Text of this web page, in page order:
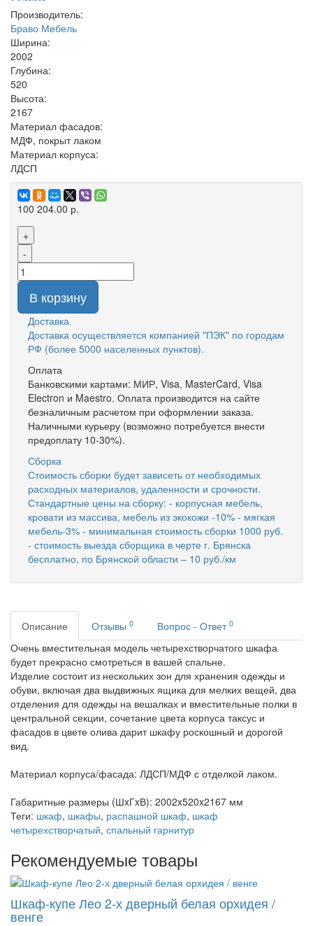
Производитель:
Браво Мебель
Ширина:
2002
Глубина:
520
Высота:
2167
Материал фасадов:
МДФ, покрыт лаком
Материал корпуса:
ЛДСП
100 204.00 р.
+
-
В корзину
Доставка
Доставка осуществляется компанией "ПЭК" по городам
РФ (более 5000 населенных пунктов).
Оплата
Банковскими картами: МИР, Visa, MasterCard, Visa
Electron и Maestro. Оплата производится на сайте
безналичным расчетом при оформлении заказа.
Наличными курьеру (возможно потребуется внести
предоплату 10-30%).
Сборка
Стоимость сборки будет зависеть от необходимых
расходных материалов, удаленности и срочности.
Стандартные цены на сборку: - корпусная мебель,
кровати из массива, мебель из экокожи -10% - мягкая
мебель-3% - минимальная стоимость сборки 1000 руб.
- стоимость выезда сборщика в черте г. Брянска
бесплатно, по Брянской области – 10 руб./км
Описание Отзывы 0 Вопрос - Ответ 0
Очень вместительная модель четырехстворчатого шкафа
будет прекрасно смотреться в вашей спальне.
Изделие состоит из нескольких зон для хранения одежды и
обуви, включая два выдвижных ящика для мелких вещей, два
отделения для одежды на вешалках и вместительные полки в
центральной секции, сочетание цвета корпуса таксус и
фасадов в цвете олива дарит шкафу роскошный и дорогой
вид.
Материал корпуса/фасада: ЛДСП/МДФ с отделкой лаком.
Габаритные размеры (ШxГxВ): 2002x520x2167 мм
Теги: шкаф, шкафы, распашной шкаф, шкаф
четырехстворчатый, спальный гарнитур
Рекомендуемые товары
Шкаф-купе Лео 2-х дверный белая орхидея /
венге